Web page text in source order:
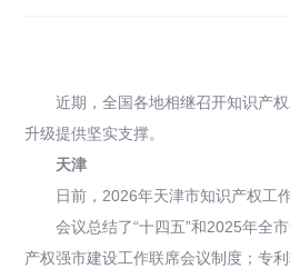
近期，全国各地相继召开知识产
升级提供坚实支撑。
天津
日前，2026年天津市知识产权工
会议总结了“十四五”和2025年全
产权强市建设工作联席会议制度；专